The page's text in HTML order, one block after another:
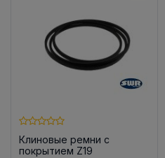
Клиновые ремни с
покрытием Z19